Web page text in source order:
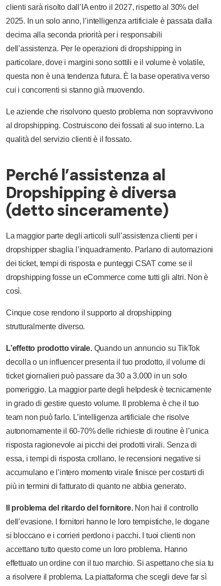
clienti sarà risolto dall’IA entro il 2027, rispetto al 30% del
2025. In un solo anno, l’intelligenza artificiale è passata dalla
decima alla seconda priorità per i responsabili
dell’assistenza. Per le operazioni di dropshipping in
particolare, dove i margini sono sottili e il volume è volatile,
questa non è una tendenza futura. È la base operativa verso
cui i concorrenti si stanno già muovendo.
Le aziende che risolvono questo problema non sopravvivono
al dropshipping. Costruiscono dei fossati al suo interno. La
qualità del servizio clienti è il fossato.
Perché l’assistenza al
Dropshipping è diversa
(detto sinceramente)
La maggior parte degli articoli sull’assistenza clienti per i
dropshipper sbaglia l’inquadramento. Parlano di automazioni
dei ticket, tempi di risposta e punteggi CSAT come se il
dropshipping fosse un eCommerce come tutti gli altri. Non è
così.
Cinque cose rendono il supporto al dropshipping
strutturalmente diverso.
L’effetto prodotto virale.Quando un annuncio su TikTok
decolla o un influencer presenta il tuo prodotto, il volume di
ticket giornalieri può passare da 30 a 3.000 in un solo
pomeriggio. La maggior parte degli helpdesk è tecnicamente
in grado di gestire questo volume. Il problema è che il tuo
team non può farlo. L’intelligenza artificiale che risolve
autonomamente il 60-70% delle richieste di routine è l’unica
risposta ragionevole ai picchi dei prodotti virali. Senza di
essa, i tempi di risposta crollano, le recensioni negative si
accumulano e l’intero momento virale finisce per costarti di
più in termini di fatturato di quanto ne abbia generato.
Il problema del ritardo del fornitore.Non hai il controllo
dell’evasione. I fornitori hanno le loro tempistiche, le dogane
si bloccano e i corrieri perdono i pacchi. I tuoi clienti non
accettano tutto questo come un loro problema. Hanno
effettuato un ordine con il tuo marchio. Si aspettano che sia tu
a risolvere il problema. La piattaforma che scegli deve far sì